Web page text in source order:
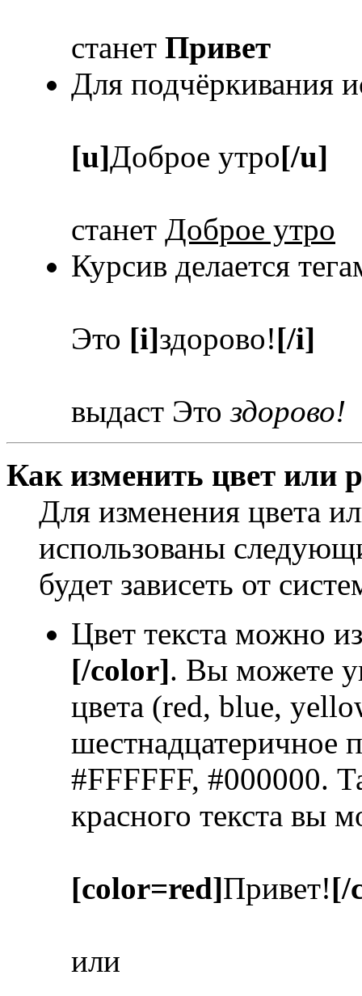
станет Привет
Для подчёркивания
[u]Доброе утро[/u]
станет Доброе утро
Курсив делается
Это [i]здорово![/i]
выдаст Этоздорово!
Как изменить цвет или
Для изменения цвета
использованы
будет зависеть от
Цвет текста можно
[/color]. Вы можете
цвета (red, blue,
шестнадцатеричное
#FFFFFF, #000000.
красного текста вы
[color=red]Привет![/
или